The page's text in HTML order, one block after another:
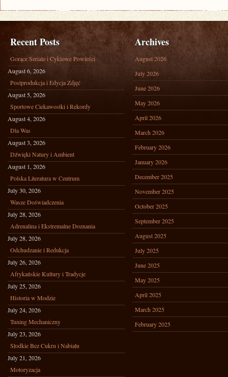
Recent Posts
Gorące Seriale i Cyklowe Powieści
August 6, 2026
Postprodukcja i Edycja Zdjęć
August 5, 2026
Sportowe Ciekawostki i Rekordy
August 4, 2026
Dla Was
August 3, 2026
Dźwięki Natury i Ambient
August 1, 2026
Polska Literatura w Centrum
July 30, 2026
Wasze Doświadczenia
July 28, 2026
Adrenalina i Ekstremalne Doznania
July 28, 2026
Odchudzanie i Redukcja
July 26, 2026
Afrykańskie Kultury i Tradycje
July 25, 2026
Historia w Modzie
July 24, 2026
Tuning Mechaniczny
July 23, 2026
Słodkie Bez Cukru i Nabiału
July 21, 2026
Motoryzacja
Archives
August 2026
July 2026
June 2026
May 2026
April 2026
March 2026
February 2026
January 2026
December 2025
November 2025
October 2025
September 2025
August 2025
July 2025
June 2025
May 2025
April 2025
March 2025
February 2025